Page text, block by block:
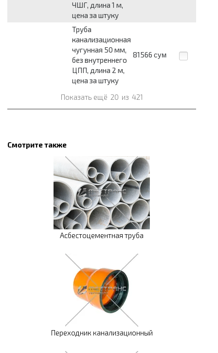
ЧШГ, длина 1 м,
цена за штуку
Труба
канализационная
чугунная 50 мм,
без внутреннего
ЦПП, длина 2 м,
цена за штуку
81566 сум
Показать ещё 20 из 421
Смотрите также
Асбестоцементная труба
Переходник канализационный